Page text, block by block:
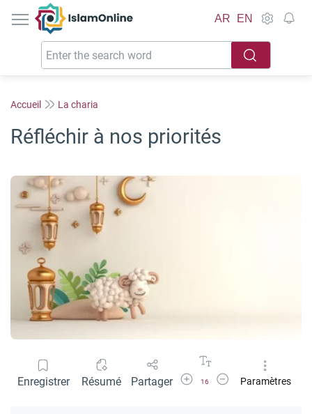
IslamOnline
AR EN
Accueil La charia
Réfléchir à nos priorités
Enregistrer Résumé Partager Agrandir la police
16
Réduire la police
Paramètres